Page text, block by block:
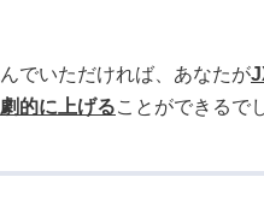
でいただければ、あなたが
的に上げることができるで